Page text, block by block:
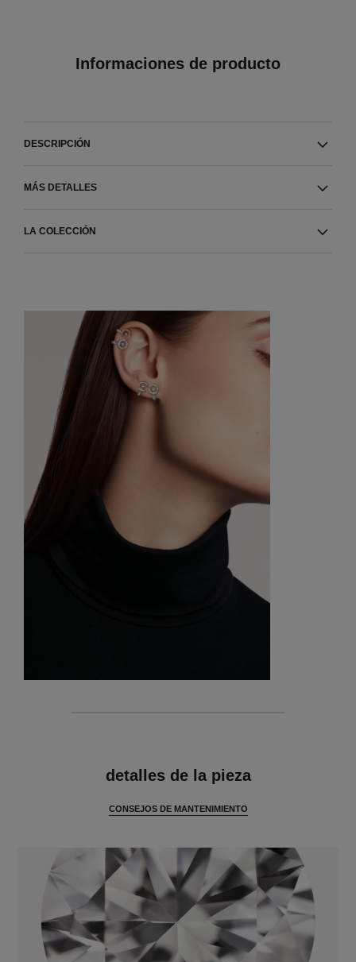
Informaciones de producto
DESCRIPCIÓN
MÁS DETALLES
LA COLECCIÓN
detalles de la pieza
CONSEJOS DE MANTENIMIENTO